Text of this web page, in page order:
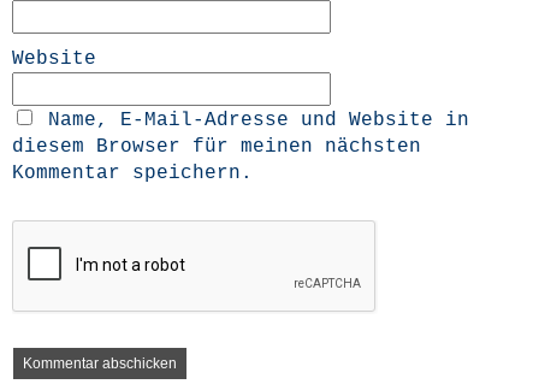
Website
Name, E-Mail-Adresse und Website in
diesem Browser für meinen nächsten
Kommentar speichern.